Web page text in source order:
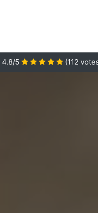
4.8/5 (112